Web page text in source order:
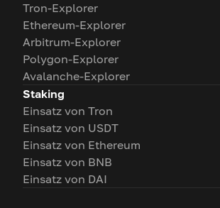
Tron-Explorer
Ethereum-Explorer
Arbitrum-Explorer
Polygon-Explorer
Avalanche-Explorer
Staking
Einsatz von Tron
Einsatz von USDT
Einsatz von Ethereum
Einsatz von BNB
Einsatz von DAI